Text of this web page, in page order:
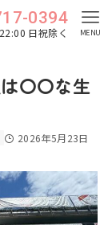
0394
日祝除く MENU
〇〇な生
2026年5月23日